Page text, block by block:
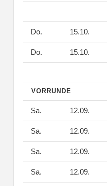
Do. 15.10.
Do. 15.10.
VORRUNDE
Sa. 12.09.
Sa. 12.09.
Sa. 12.09.
Sa. 12.09.